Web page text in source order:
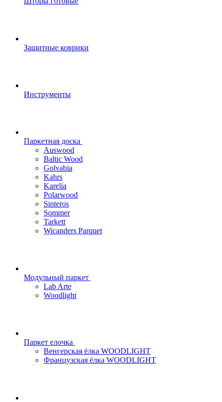
Защитные коврики
Инструменты
Паркетная доска
Auswood
Baltic Wood
Golvabia
Kahrs
Karelia
Polarwood
Sinteros
Sommer
Tarkett
Wicanders Parquet
Модульный паркет
Lab Arte
Woodlight
Паркет елочка
Венгерская ёлка WOODLIGHT
Французская ёлка WOODLIGHT